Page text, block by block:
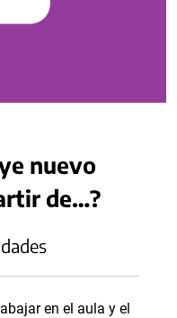
nuevo
de…?
en el aula y el